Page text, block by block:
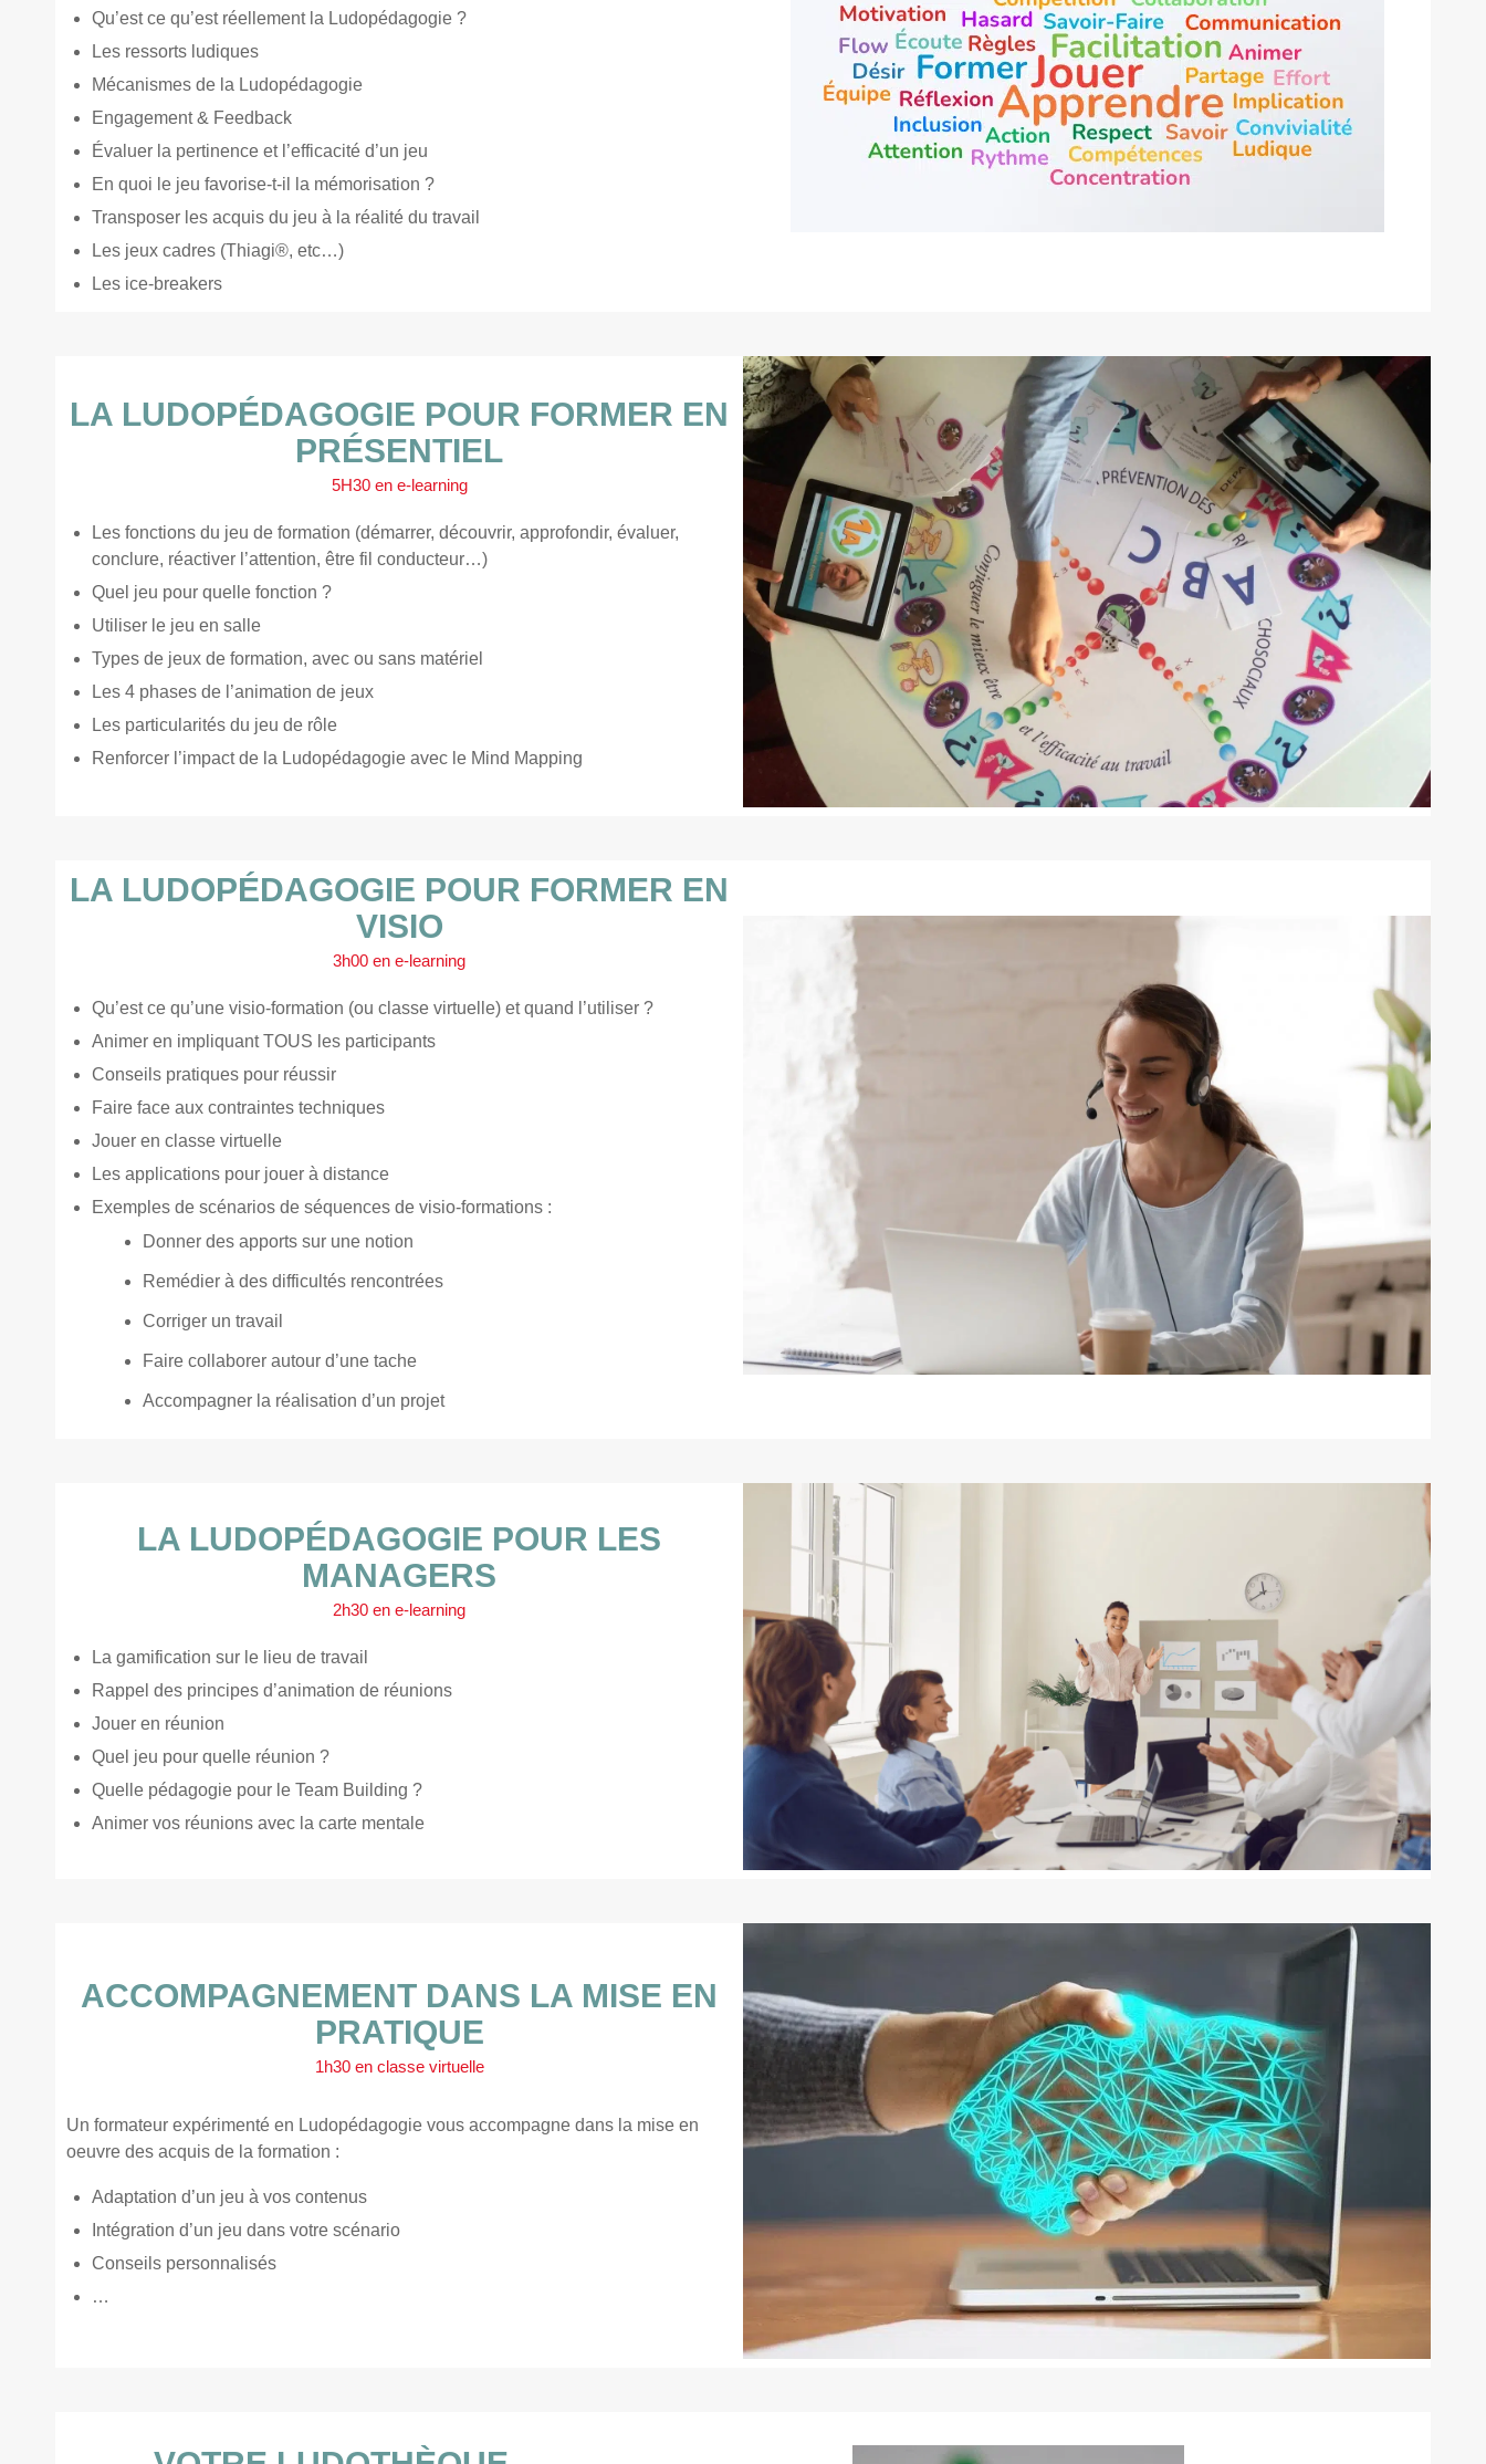
Qu’est ce qu’est réellement la Ludopédagogie ?
Les ressorts ludiques
Mécanismes de la Ludopédagogie
Engagement & Feedback
Évaluer la pertinence et l’efficacité d’un jeu
En quoi le jeu favorise-t-il la mémorisation ?
Transposer les acquis du jeu à la réalité du travail
Les jeux cadres (Thiagi®, etc…)
Les ice-breakers
LA LUDOPÉDAGOGIE POUR FORMER EN
PRÉSENTIEL
5H30 en e-learning
Les fonctions du jeu de formation (démarrer, découvrir, approfondir, évaluer,
conclure, réactiver l’attention, être fil conducteur…)
Quel jeu pour quelle fonction ?
Utiliser le jeu en salle
Types de jeux de formation, avec ou sans matériel
Les 4 phases de l’animation de jeux
Les particularités du jeu de rôle
Renforcer l’impact de la Ludopédagogie avec le Mind Mapping
LA LUDOPÉDAGOGIE POUR FORMER EN
VISIO
3h00 en e-learning
Qu’est ce qu’une visio-formation (ou classe virtuelle) et quand l’utiliser ?
Animer en impliquant TOUS les participants
Conseils pratiques pour réussir
Faire face aux contraintes techniques
Jouer en classe virtuelle
Les applications pour jouer à distance
Exemples de scénarios de séquences de visio-formations :
Donner des apports sur une notion
Remédier à des difficultés rencontrées
Corriger un travail
Faire collaborer autour d’une tache
Accompagner la réalisation d’un projet
LA LUDOPÉDAGOGIE POUR LES
MANAGERS
2h30 en e-learning
La gamification sur le lieu de travail
Rappel des principes d’animation de réunions
Jouer en réunion
Quel jeu pour quelle réunion ?
Quelle pédagogie pour le Team Building ?
Animer vos réunions avec la carte mentale
ACCOMPAGNEMENT DANS LA MISE EN
PRATIQUE
1h30 en classe virtuelle
Un formateur expérimenté en Ludopédagogie vous accompagne dans la mise en
oeuvre des acquis de la formation :
Adaptation d’un jeu à vos contenus
Intégration d’un jeu dans votre scénario
Conseils personnalisés
…